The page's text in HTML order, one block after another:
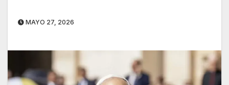
MAYO 27, 2026